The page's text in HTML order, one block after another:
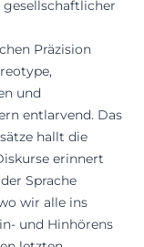
gesellschaftlicher
Präzision
und
entlarvend. Das
hallt die
erinnert
Sprache
wir alle ins
und Hinhörens